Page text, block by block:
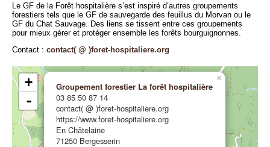
Le GF de la Forêt hospitalière s’est inspiré d’autres groupements
forestiers tels que le GF de sauvegarde des feuillus du Morvan ou le
GF du Chat Sauvage. Des liens se tissent entre ces groupements
pour mieux gérer et protéger ensemble les forêts bourguignonnes.
Contact : contact( @ )foret-hospitaliere.org
×
Groupement forestier La forêt hospitalière
03 85 50 87 14
contact( @ )foret-hospitaliere.org
https://www.foret-hospitaliere.org
En Châtelaine
71250 Bergesserin
+
-